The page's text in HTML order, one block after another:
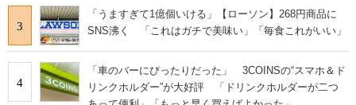
3
「うますぎて1億個いける」【ローソン】268円商品に
SNS沸く 「これはガチで美味い」「毎食これがいい」
4
「車のバーにぴったりだった」 3COINSの“スマホ＆ド
リンクホルダー”が大好評 「ドリンクホルダーが二つ